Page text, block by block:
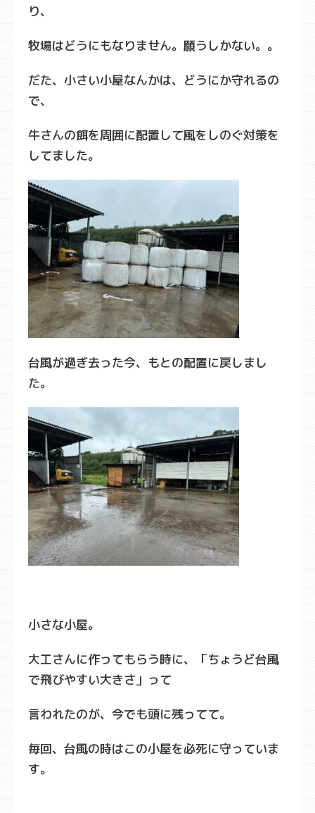
り、
牧場はどうにもなりません。願うしかない。。
だた、小さい小屋なんかは、どうにか守れるの
で、
牛さんの餌を周囲に配置して風をしのぐ対策を
してました。
台風が過ぎ去った今、もとの配置に戻しまし
た。
小さな小屋。
大工さんに作ってもらう時に、「ちょうど台風
で飛びやすい大きさ」って
言われたのが、今でも頭に残ってて。
毎回、台風の時はこの小屋を必死に守っていま
す。